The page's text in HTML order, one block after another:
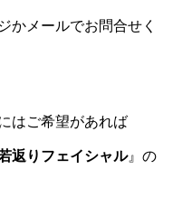
かメールでお問合せく
はご希望があれば
返りフェイシャル』の